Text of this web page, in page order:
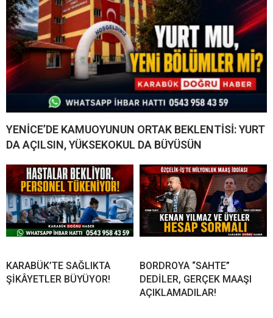
YENİCE’DE KAMUOYUNUN ORTAK BEKLENTİSİ: YURT
DA AÇILSIN, YÜKSEKOKUL DA BÜYÜSÜN
KARABÜK’TE SAĞLIKTA
ŞİKÂYETLER BÜYÜYOR!
BORDROYA “SAHTE”
DEDİLER, GERÇEK MAAŞI
AÇIKLAMADILAR!